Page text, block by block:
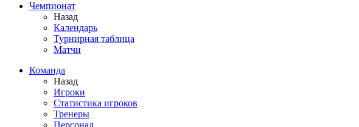
Чемпионат
Назад
Календарь
Турнирная таблица
Матчи
Команда
Назад
Игроки
Статистика игроков
Тренеры
Персонал